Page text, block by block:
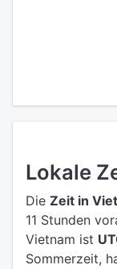
Lokale
Die Zeit in
11 Stunden
Vietnam ist
Sommerzeit,